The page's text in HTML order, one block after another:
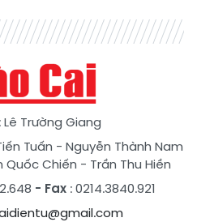
: Lê Trường Giang
Tuấn - Nguyễn Thành Nam
Quốc Chiến - Trần Thu Hiền
- Fax : 0214.3840.921